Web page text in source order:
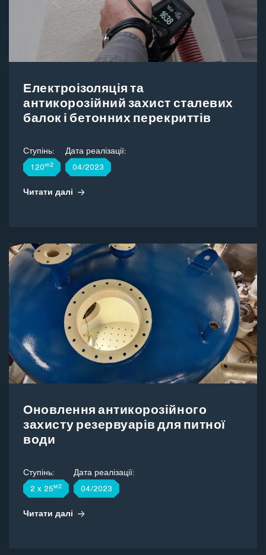
Електроізоляція та
антикорозійний захист сталевих
балок і бетонних перекриттів
Ступінь:
120m2
Дата реалізації:
04/2023
Читати далі
Оновлення антикорозійного
захисту резервуарів для питної
води
Ступінь:
2 x 25м2
Дата реалізації:
04/2023
Читати далі